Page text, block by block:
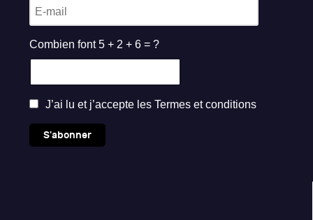
Combien font 5 + 2 + 6 = ?
J’ai lu et j’accepte les Termes et conditions
S'abonner